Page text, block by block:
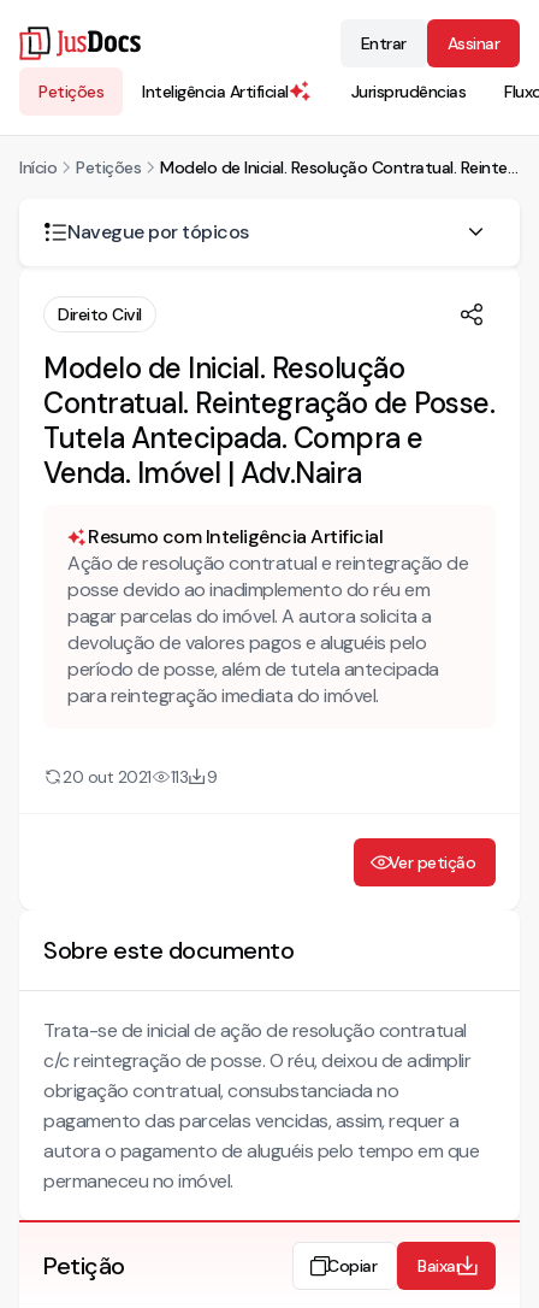
Petições Inteligência Artificial Jurisprudências
Entrar Assinar
Início Petições Modelo de Inicial. Resolução Contratual. Reintegração de Posse. Tutela Antecipada. Compra e Venda. Imóvel | Adv.Naira
Navegue por tópicos
AÇÃO DE RESOLUÇÃO CONTRATUAL CUMULADA COM
REINTEGRAÇÃO DE POSSE, COM PEDIDO DE ANTECIPAÇÃO
FATOS
Negócio entre as partes
Mora
Constituição em mora
DIREITO
DEVOLUÇÃO DAS PARCELAS PAGAS PELO RÉU
TUTELA PROVISÓRIA DE URGÊNCIA, DE NATUREZA
ANTECIPADA
PEDIDO DE TUTELA PROVISÓRIA DE URGÊNCIA
Direito Civil
Modelo de Inicial. Resolução
Contratual. Reintegração de Posse.
Tutela Antecipada. Compra e
Venda. Imóvel | Adv.Naira
Resumo com Inteligência Artificial
Ação de resolução contratual e reintegração de
posse devido ao inadimplemento do réu em
pagar parcelas do imóvel. A autora solicita a
devolução de valores pagos e aluguéis pelo
período de posse, além de tutela antecipada
para reintegração imediata do imóvel.
20 out 2021 113 9
Ver petição
Sobre este documento
Trata-se de inicial de ação de resolução contratual
c/c reintegração de posse. O réu, deixou de adimplir
obrigação contratual, consubstanciada no
pagamento das parcelas vencidas, assim, requer a
autora o pagamento de aluguéis pelo tempo em que
permaneceu no imóvel.
Petição Copiar Baixar